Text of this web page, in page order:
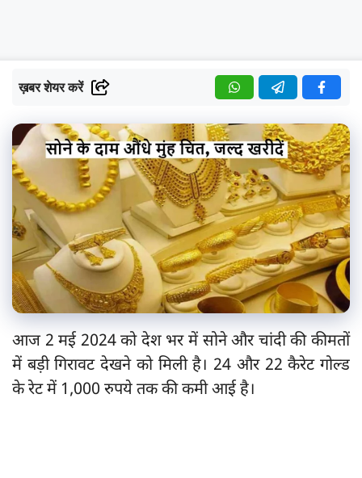
ख़बर शेयर करें
आज 2 मई 2024 को देश भर में सोने और चांदी की कीमतों
में बड़ी गिरावट देखने को मिली है। 24 और 22 कैरेट गोल्ड
के रेट में 1,000 रुपये तक की कमी आई है।